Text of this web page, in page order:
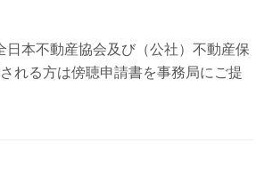
日本不動産協会及び（公社）不動産保
れる方は傍聴申請書を事務局にご提